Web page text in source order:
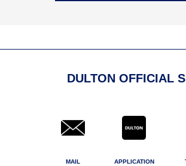
DULTON OFFICIAL
MAIL
APPLICATION